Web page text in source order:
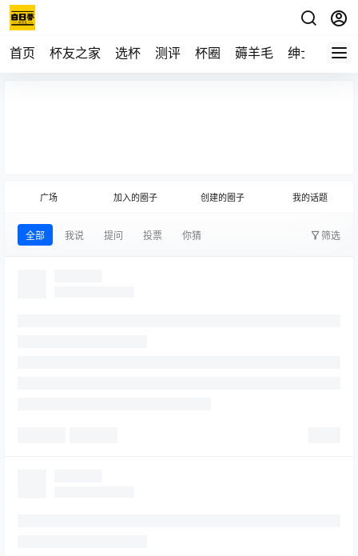
首页 杯友之家 选杯 测评 杯圈 薅羊毛 绅士 视频
广场 加入的圈子 创建的圈子 我的话题
全部 我说 提问 投票 你猜 筛选